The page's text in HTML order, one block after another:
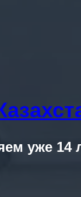
уже 14
5 минут